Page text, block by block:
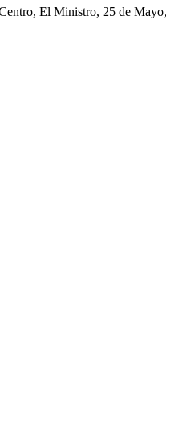
El Ministro, 25 de Mayo,